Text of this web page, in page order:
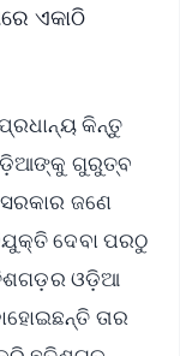
ଏକାଠି
କିନ୍ତୁ
ଗୁରୁତ୍ବ
ଜଣେ
ଦେବା ପରଠୁ
ଓଡ଼ିଆ
ତାର